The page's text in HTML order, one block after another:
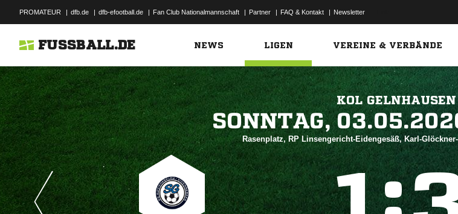
PROMATEUR | dfb.de | dfb-efootball.de | Fan Club Nationalmannschaft | Partner | FAQ & Kontakt | Newsletter
FUSSBALL.DE NEWS LIGEN VEREINE & VERBÄNDE
KOL GELNHAUSEN

Rasenplatz, RP Linsengericht-Eidengesäß, Karl-